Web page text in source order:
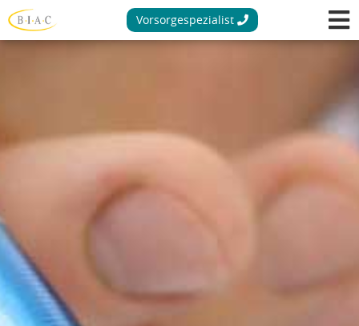
Vorsorgespezialist